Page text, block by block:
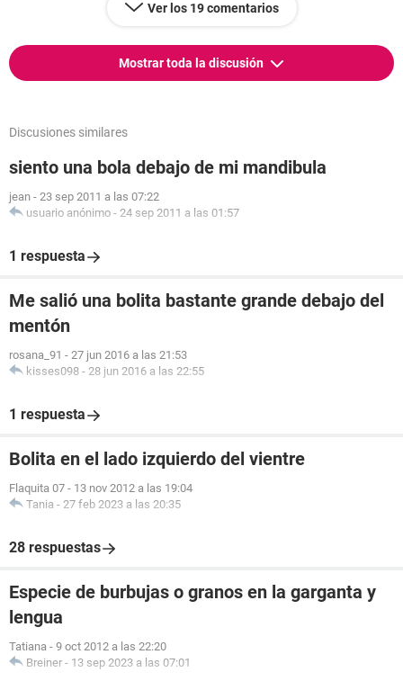
Ver los 19 comentarios
Mostrar toda la discusión
Discusiones similares
siento una bola debajo de mi mandibula
jean - 23 sep 2011 a las 07:22
usuario anónimo - 24 sep 2011 a las 01:57
1 respuesta
Me salió una bolita bastante grande debajo del
mentón
rosana_91 - 27 jun 2016 a las 21:53
kisses098 - 28 jun 2016 a las 22:55
1 respuesta
Bolita en el lado izquierdo del vientre
Flaquita 07 - 13 nov 2012 a las 19:04
Tania - 27 feb 2023 a las 20:35
28 respuestas
Especie de burbujas o granos en la garganta y
lengua
Tatiana - 9 oct 2012 a las 22:20
Breiner - 13 sep 2023 a las 07:01